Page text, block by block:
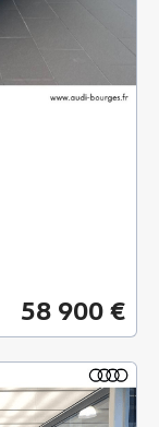
58 900 €